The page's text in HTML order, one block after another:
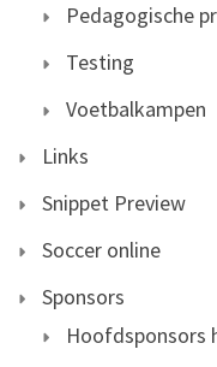
Pedagogische
Testing
Voetbalkampen
Links
Snippet Preview
Soccer online
Sponsors
Hoofdsponsors